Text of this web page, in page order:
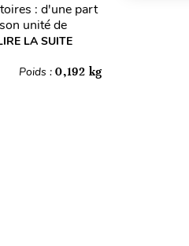
: d'une part
unité de
LA SUITE
Poids :0,192 kg